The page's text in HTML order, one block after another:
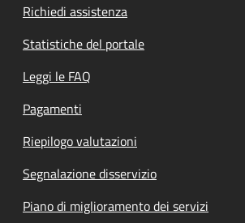
Richiedi assistenza
Statistiche del portale
Leggi le FAQ
Pagamenti
Riepilogo valutazioni
Segnalazione disservizio
Piano di miglioramento dei servizi